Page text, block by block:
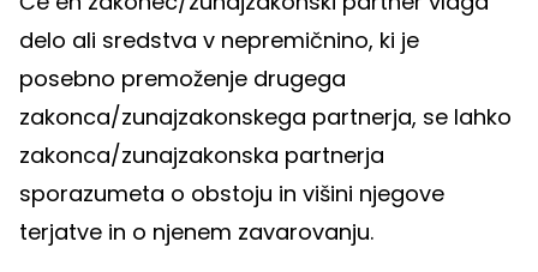
delo ali sredstva v nepremičnino, ki je
posebno premoženje drugega
zakonca/zunajzakonskega partnerja, se lahko
zakonca/zunajzakonska partnerja
sporazumeta o obstoju in višini njegove
terjatve in o njenem zavarovanju.